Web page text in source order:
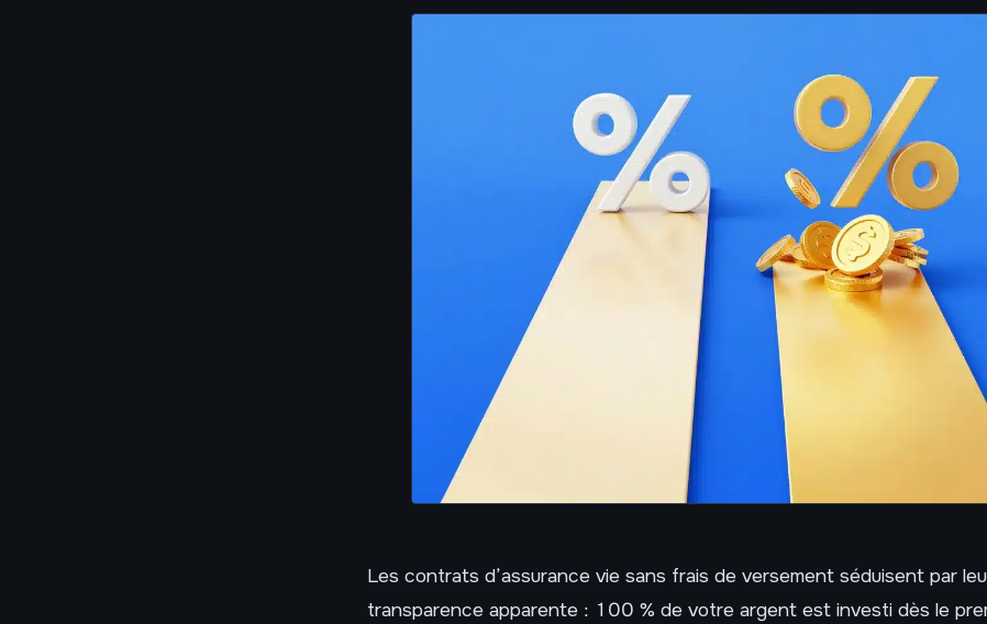
Les contrats d’assurance vie sans frais de versement séduisent par
transparence apparente : 100 % de votre argent est investi dès le